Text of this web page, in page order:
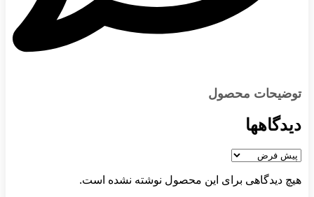
توضیحات محصول
دیدگاهها
هیچ دیدگاهی برای این محصول نوشته نشده است.